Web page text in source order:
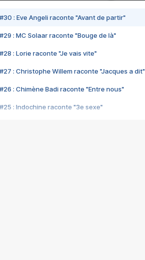
#30 : Eve Angeli raconte "Avant de partir"
#29 : MC Solaar raconte "Bouge de là"
#28 : Lorie raconte "Je vais vite"
#27 : Christophe Willem raconte "Jacques a dit"
#26 : Chimène Badi raconte "Entre nous"
#25 : Indochine raconte "3e sexe"